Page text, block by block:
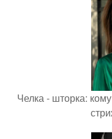
Челка - шторка: